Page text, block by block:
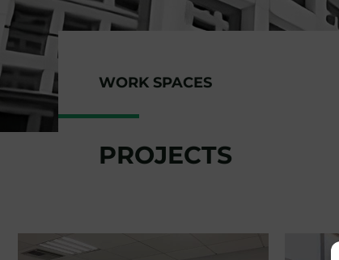
WORK SPACES
PROJECTS